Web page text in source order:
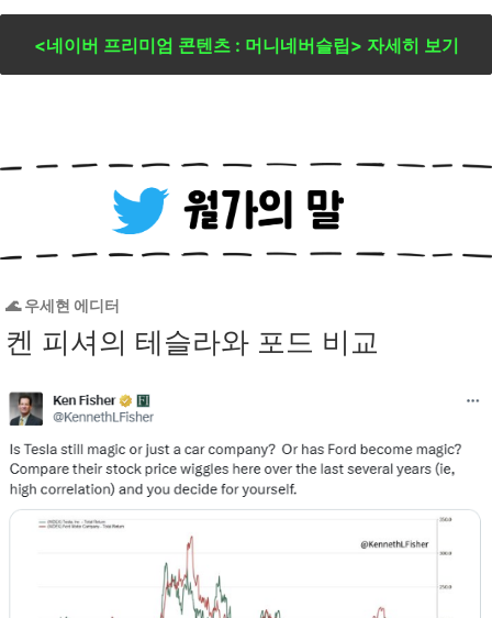
<네이버 프리미엄 콘텐츠 : 머니네버슬립> 자세히 보기
🌊 우세현 에디터
켄 피셔의 테슬라와 포드 비교